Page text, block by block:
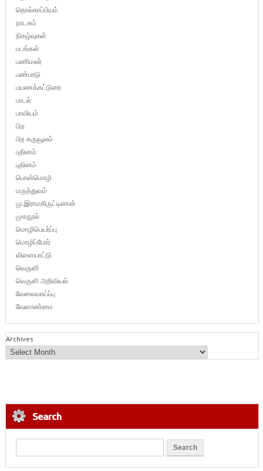
தொல்காப்பியம்
நாடகம்
நிகழ்வுகள்
படங்கள்
பணிமலர்
பண்பாடு
பயணக்கட்டுரை
பாடல்
பாவியம்
பிற
பிற கருவூலம்
புதினம்
புதினம்
பொன்மொழி
மருத்துவம்
மு.இராமகிருட்டிணன்
முகநூல்
மொழிபெயர்ப்பு
மொழிப்போர்
விளையாட்டு
வெருளி
வெருளி அறிவியல்
வேலைவாய்ப்பு
வேளாண்மை
Archives
Search